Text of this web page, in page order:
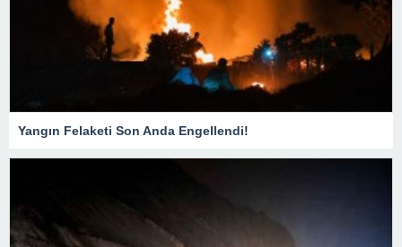
Yangın Felaketi Son Anda Engellendi!